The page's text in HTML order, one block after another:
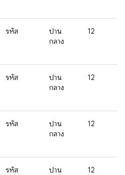
รหัส
ปาน
กลาง
12
รหัส
ปาน
กลาง
12
รหัส
ปาน
กลาง
12
รหัส
ปาน
12